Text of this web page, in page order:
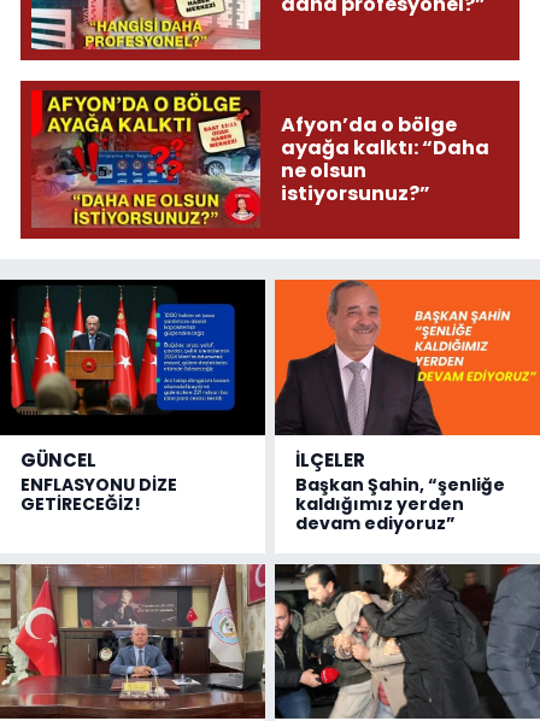
Afyon’da o bölge
ayağa kalktı: “Daha
ne olsun
istiyorsunuz?”
GÜNCEL
ENFLASYONU DİZE
GETİRECEĞİZ!
İLÇELER
Başkan Şahin, “şenliğe
kaldığımız yerden
devam ediyoruz”